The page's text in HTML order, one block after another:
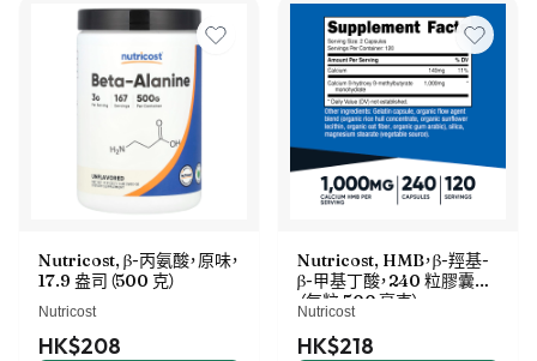
Nutricost, β-丙氨酸，原味，
17.9 盎司（500 克）
Nutricost
HK$208
Nutricost, HMB，β-羥基-
β-甲基丁酸，240 粒膠囊
（每粒 500 毫克）
Nutricost
HK$218